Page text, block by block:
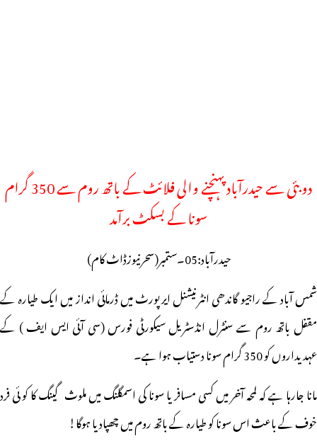
دوبئی سے حیدرآباد پہنچنے والی فلائٹ کے باتھ روم سے 350 گرام
سونا کے بسکٹ برآمد
حیدرآباد:05۔ستمبر(سحرنیوزڈاٹ کام)
شمس آباد کے راجیو گاندھی انٹرنیشنل ایرپورٹ میں ڈرمائی انداز میں ایک طیارہ کے
مقفل باتھ روم سے سنٹرل انڈسٹریل سیکورٹی فورس (سی آئی ایس ایف ) کے
عہدیداروں کو 350 گرام سونا دستیاب ہوا ہے۔
مانا جارہا ہے کہ لمحہ آخر میں کسی مسافر یا سونا کی اسمگلنگ میں ملوث گینگ کا کو ئی فرد
خوف کے باعث اس سونا کو طیارہ کے باتھ روم میں چھپادیا ہوگا!